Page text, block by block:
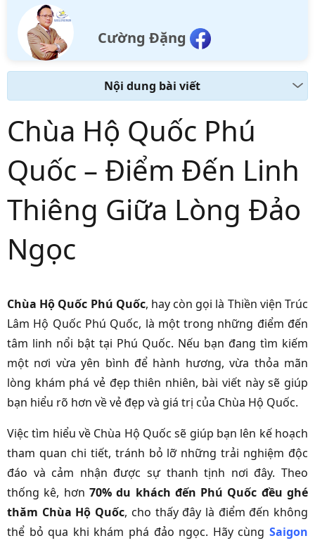
Cường Đặng
Nội dung bài viết
Chùa Hộ Quốc Phú
Quốc – Điểm Đến Linh
Thiêng Giữa Lòng Đảo
Ngọc
Chùa Hộ Quốc Phú Quốc, hay còn gọi là Thiền viện Trúc
Lâm Hộ Quốc Phú Quốc, là một trong những điểm đến
tâm linh nổi bật tại Phú Quốc. Nếu bạn đang tìm kiếm
một nơi vừa yên bình để hành hương, vừa thỏa mãn
lòng khám phá vẻ đẹp thiên nhiên, bài viết này sẽ giúp
bạn hiểu rõ hơn về vẻ đẹp và giá trị của Chùa Hộ Quốc.
Việc tìm hiểu về Chùa Hộ Quốc sẽ giúp bạn lên kế hoạch
tham quan chi tiết, tránh bỏ lỡ những trải nghiệm độc
đáo và cảm nhận được sự thanh tịnh nơi đây. Theo
thống kê, hơn 70% du khách đến Phú Quốc đều ghé
thăm Chùa Hộ Quốc, cho thấy đây là điểm đến không
thể bỏ qua khi khám phá đảo ngọc. Hãy cùng Saigon